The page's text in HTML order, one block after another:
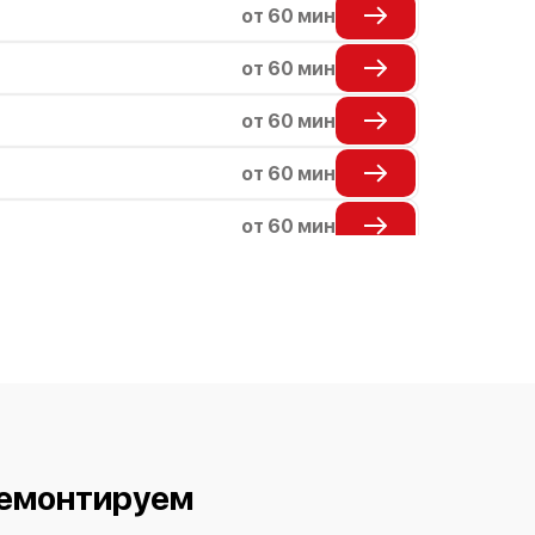
от 60 мин
от 60 мин
от 60 мин
от 60 мин
от 60 мин